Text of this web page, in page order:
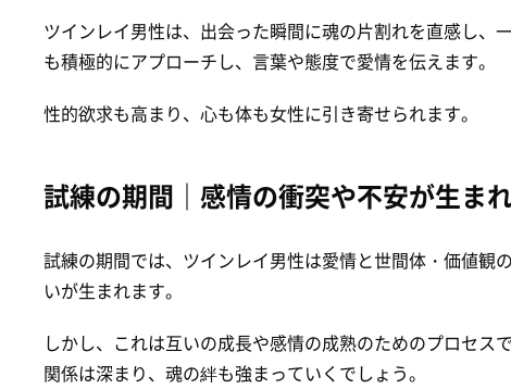
ツインレイ男性は、出会った瞬間に魂の片割れを直感し、
も積極的にアプローチし、言葉や態度で愛情を伝えます。
性的欲求も高まり、心も体も女性に引き寄せられます。
試練の期間｜感情の衝突や不安が生ま
試練の期間では、ツインレイ男性は愛情と世間体・価値観
いが生まれます。
しかし、これは互いの成長や感情の成熟のためのプロセ
関係は深まり、魂の絆も強まっていくでしょう。